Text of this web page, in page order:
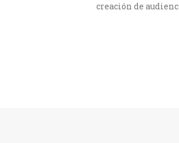
creación de